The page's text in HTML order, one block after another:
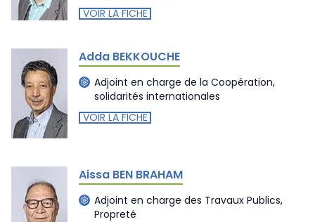
VOIR LA FICHE
Adda BEKKOUCHE
Adjoint en charge de la Coopération,
solidarités internationales
VOIR LA FICHE
Aissa BEN BRAHAM
Adjoint en charge des Travaux Publics,
Propreté